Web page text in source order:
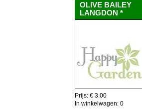
OLIVE BAILEY
LANGDON *
Prijs: € 3.00
In winkelwagen: 0